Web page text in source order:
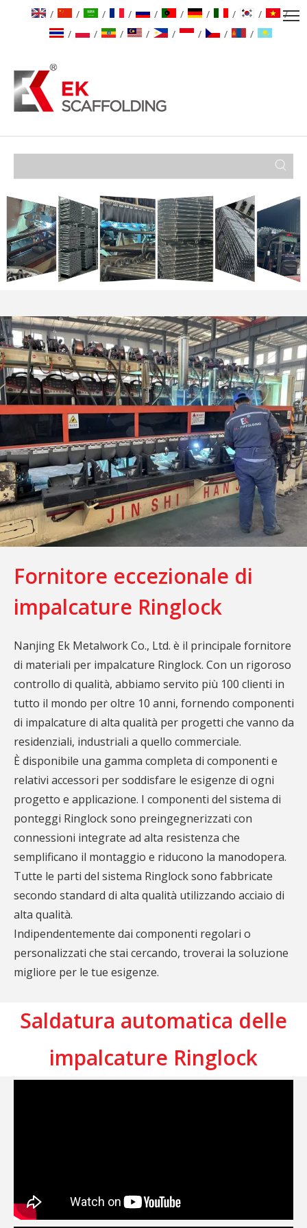
/ / / / / / / / /
/
/
/ / / / / / /
Fornitore eccezionale di
impalcature Ringlock
Nanjing Ek Metalwork Co., Ltd. è il principale fornitore
di materiali per impalcature Ringlock. Con un rigoroso
controllo di qualità, abbiamo servito più 100 clienti in
tutto il mondo per oltre 10 anni, fornendo componenti
di impalcature di alta qualità per progetti che vanno da
residenziali, industriali a quello commerciale.
È disponibile una gamma completa di componenti e
relativi accessori per soddisfare le esigenze di ogni
progetto e applicazione. I componenti del sistema di
ponteggi Ringlocksono preingegnerizzati con
connessioni integrate ad alta resistenza che
semplificano il montaggio e riducono la manodopera.
Tutte le parti del sistema Ringlock sono fabbricate
secondo standard di alta qualità utilizzando acciaio di
alta qualità.
Indipendentemente dai componenti regolari o
personalizzati che stai cercando, troverai la soluzione
migliore per le tue esigenze.
Saldatura automatica delle
impalcature Ringlock